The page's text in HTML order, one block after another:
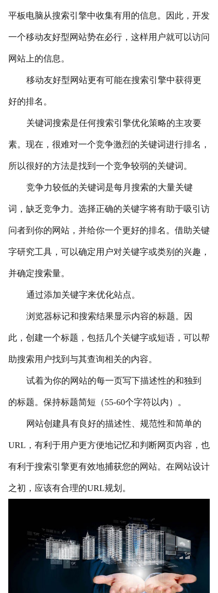
平板电脑从搜索引擎中收集有用的信息。因此，开发
一个移动友好型网站势在必行，这样用户就可以访问
网站上的信息。
移动友好型网站更有可能在搜索引擎中获得更
好的排名。
关键词搜索是任何搜索引擎优化策略的主攻要
素。现在，很难对一个竞争激烈的关键词进行排名，
所以很好的方法是找到一个竞争较弱的关键词。
竞争力较低的关键词是每月搜索的大量关键
词，缺乏竞争力。选择正确的关键字将有助于吸引访
问者到你的网站，并给你一个更好的排名。借助关键
字研究工具，可以确定用户对关键字或类别的兴趣，
并确定搜索量。
通过添加关键字来优化站点。
浏览器标记和搜索结果显示内容的标题。因
此，创建一个标题，包括几个关键字或短语，可以帮
助搜索用户找到与其查询相关的内容。
试着为你的网站的每一页写下描述性的和独到
的标题。保持标题简短（55-60个字符以内）。
网站创建具有良好的描述性、规范性和简单的
URL，有利于用户更方便地记忆和判断网页内容，也
有利于搜索引擎更有效地捕获您的网站。在网站设计
之初，应该有合理的URL规划。